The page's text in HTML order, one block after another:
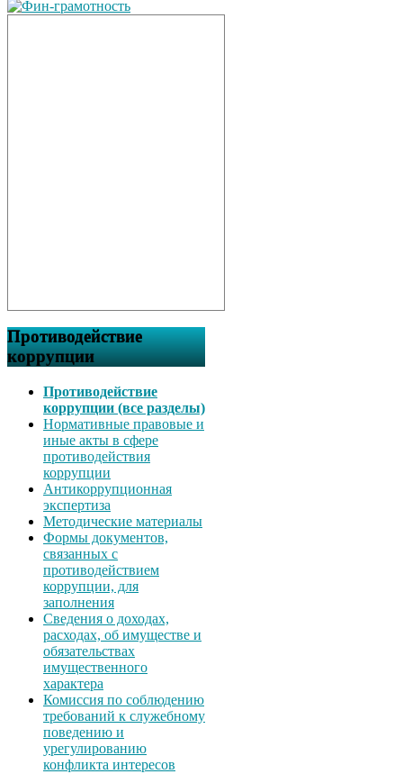
Противодействие
коррупции
Противодействие
коррупции (все разделы)
Нормативные правовые и
иные акты в сфере
противодействия
коррупции
Антикоррупционная
экспертиза
Методические материалы
Формы документов,
связанных с
противодействием
коррупции, для
заполнения
Сведения о доходах,
расходах, об имуществе и
обязательствах
имущественного
характера
Комиссия по соблюдению
требований к служебному
поведению и
урегулированию
конфликта интересов